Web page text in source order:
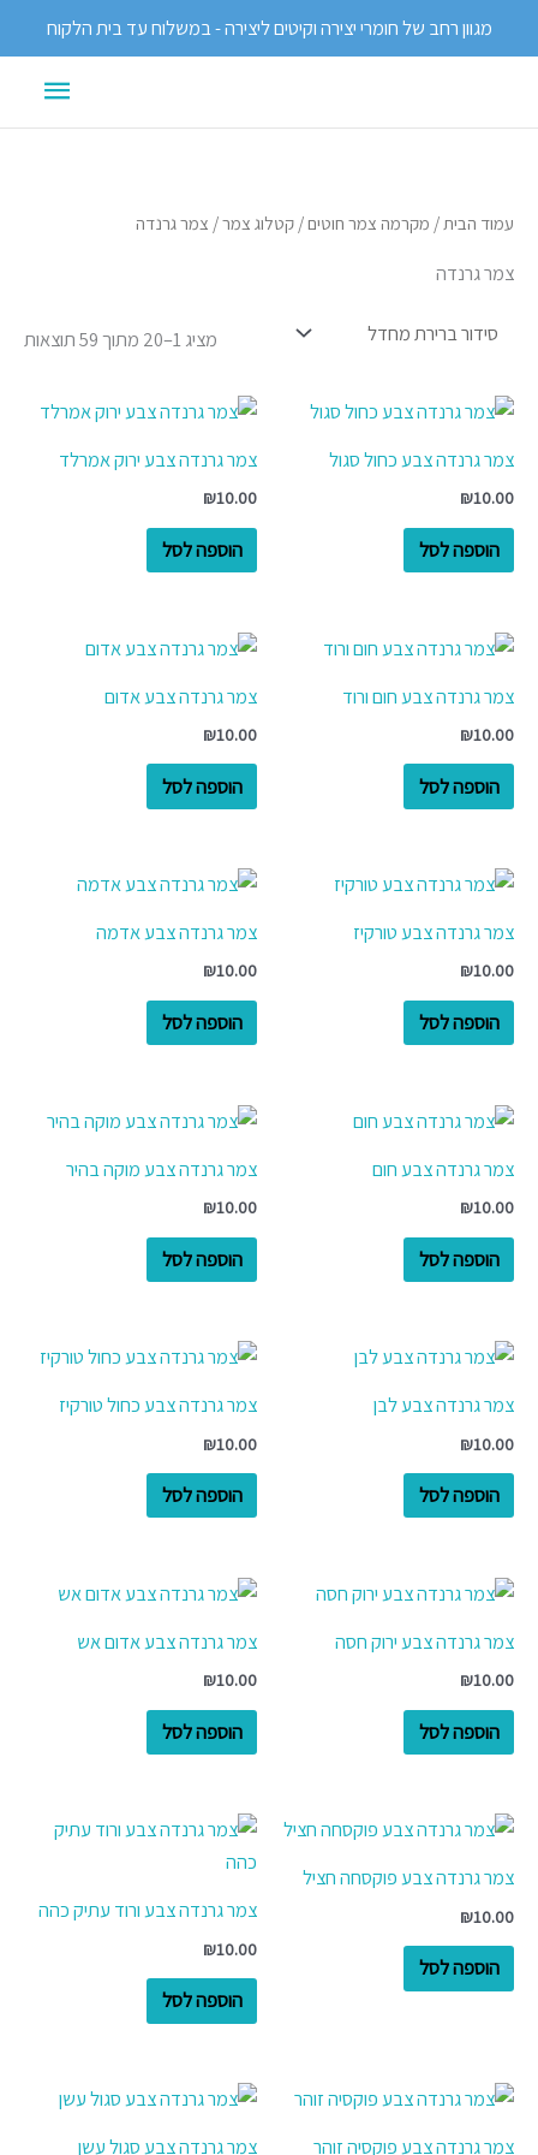
מגוון רחב של חומרי יצירה וקיטים ליצירה - במשלוח עד בית הלקוח
עמוד הבית/ מקרמה צמר חוטים/ קטלוג צמר/ צמר גרנדה
צמר גרנדה
מציג 1–20 מתוך 59 תוצאות
צמר גרנדה צבע כחול סגול
₪10.00
הוספה לסל
צמר גרנדה צבע ירוק אמרלד
₪10.00
הוספה לסל
צמר גרנדה צבע חום ורוד
₪10.00
הוספה לסל
צמר גרנדה צבע אדום
₪10.00
הוספה לסל
צמר גרנדה צבע טורקיז
₪10.00
הוספה לסל
צמר גרנדה צבע אדמה
₪10.00
הוספה לסל
צמר גרנדה צבע חום
₪10.00
הוספה לסל
צמר גרנדה צבע מוקה בהיר
₪10.00
הוספה לסל
צמר גרנדה צבע לבן
₪10.00
הוספה לסל
צמר גרנדה צבע כחול טורקיז
₪10.00
הוספה לסל
צמר גרנדה צבע ירוק חסה
₪10.00
הוספה לסל
צמר גרנדה צבע אדום אש
₪10.00
הוספה לסל
צמר גרנדה צבע פוקסחה חציל
₪10.00
הוספה לסל
צמר גרנדה צבע ורוד עתיק כהה
₪10.00
הוספה לסל
צמר גרנדה צבע פוקסיה זוהר צמר גרנדה צבע סגול עשן